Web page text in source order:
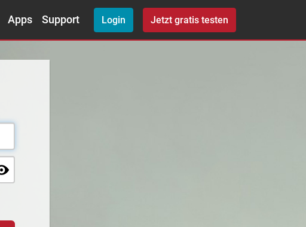
Apps Support Login Jetzt gratis testen